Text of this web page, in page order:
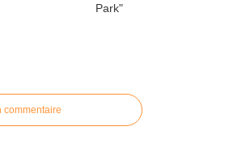
commentaire